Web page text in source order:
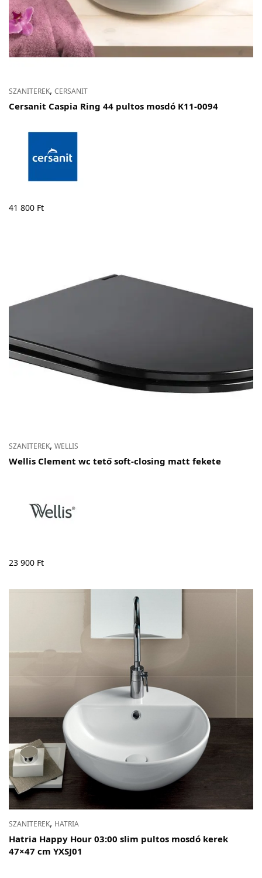
SZANITEREK, CERSANIT
Cersanit Caspia Ring 44 pultos mosdó K11-0094
41 800 Ft
SZANITEREK, WELLIS
Wellis Clement wc tető soft-closing matt fekete
23 900 Ft
SZANITEREK, HATRIA
Hatria Happy Hour 03:00 slim pultos mosdó kerek
47×47 cm YXSJ01